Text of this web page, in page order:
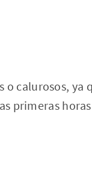
o calurosos, ya
primeras